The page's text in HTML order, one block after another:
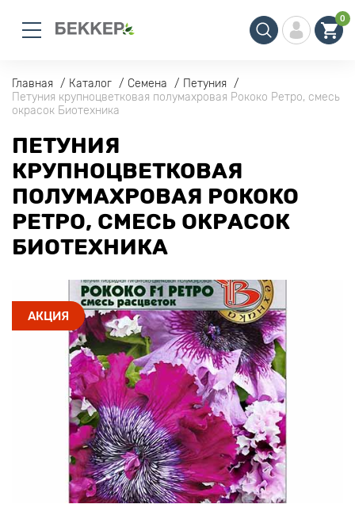
0
Главная Каталог Семена
Петуния
Петуния крупноцветковая полумахровая Рококо Ретро, смесь
окрасок Биотехника
ПЕТУНИЯ
КРУПНОЦВЕТКОВАЯ
ПОЛУМАХРОВАЯ РОКОКО
РЕТРО, СМЕСЬ ОКРАСОК
БИОТЕХНИКА
АКЦИЯ